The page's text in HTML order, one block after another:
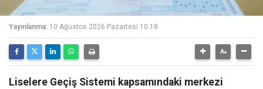
Yayınlanma: 10 Ağustos 2026 Pazartesi 10:18
Liselere Geçiş Sistemi kapsamındaki merkezi